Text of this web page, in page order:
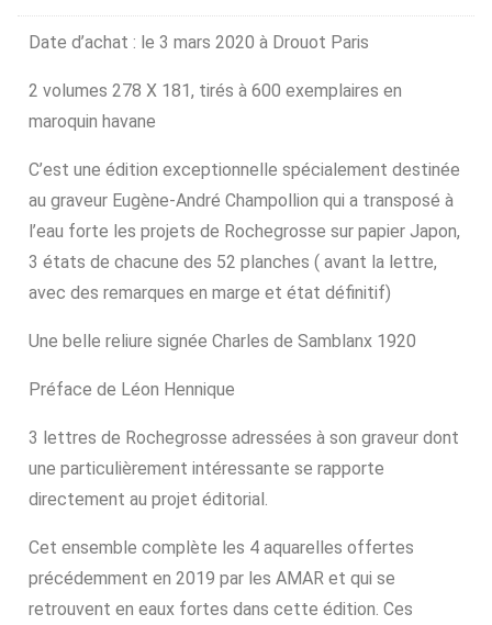
Date d’achat : le 3 mars 2020 à Drouot Paris
2 volumes 278 X 181, tirés à 600 exemplaires en
maroquin havane
C’est une édition exceptionnelle spécialement destinée
au graveur Eugène-André Champollion qui a transposé à
l’eau forte les projets de Rochegrosse sur papier Japon,
3 états de chacune des 52 planches ( avant la lettre,
avec des remarques en marge et état définitif)
Une belle reliure signée Charles de Samblanx 1920
Préface de Léon Hennique
3 lettres de Rochegrosse adressées à son graveur dont
une particulièrement intéressante se rapporte
directement au projet éditorial.
Cet ensemble complète les 4 aquarelles offertes
précédemment en 2019 par les AMAR et qui se
retrouvent en eaux fortes dans cette édition. Ces